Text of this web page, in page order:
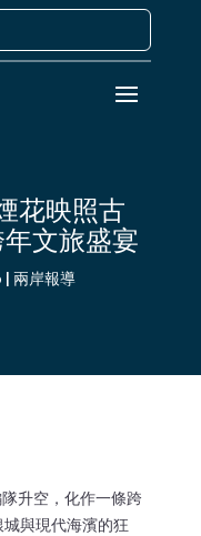
花映照古
文旅盛宴
| 兩岸報導
升空，化作一條跨
與現代海濱的狂